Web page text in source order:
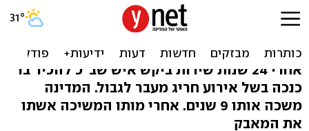
אחרי 15 שנה: אלמנת איש
שב"כ תקבל הטבות
אחרי 24 שנות שירות ביקש איש שב"כ להכיר בו
כנכה בשל אירוע חריג מעבר לגבול. המדינה
משכה אותו 9 שנים. אחרי מותו המשיכה אשתו
את המאבק